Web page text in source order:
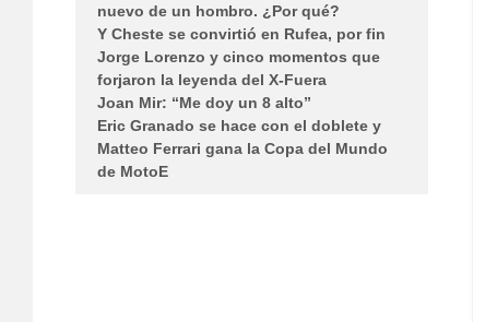
nuevo de un hombro. ¿Por qué?
Y Cheste se convirtió en Rufea, por fin
Jorge Lorenzo y cinco momentos que
forjaron la leyenda del X-Fuera
Joan Mir: “Me doy un 8 alto”
Eric Granado se hace con el doblete y
Matteo Ferrari gana la Copa del Mundo
de MotoE